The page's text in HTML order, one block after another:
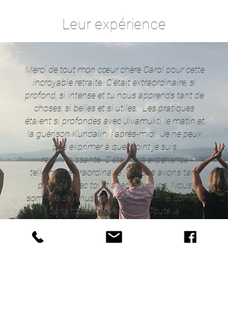
Leur expérience
Merci de tout mon cœur chère Carol pour cette
incroyable retraite. C'était extraordinaire, si
profond, si intense et tu nous apprends tant de
choses, si belles et si utiles. Les pratiques
étaient si profondes avec Jivamukti le matin et
la guérison Kundalini l'après-midi. Je ne peux
pas exprimer à quel point je suis
reconnaissante. C'était une expérience
tellement extraordinaire ; et nous avons tant
partagé avec toi et avec le groupe. Nous
sommes devenus comme une famille, comme
dans toutes tes retraites ! Toute la
commencé lors de cette retraite sont toujours